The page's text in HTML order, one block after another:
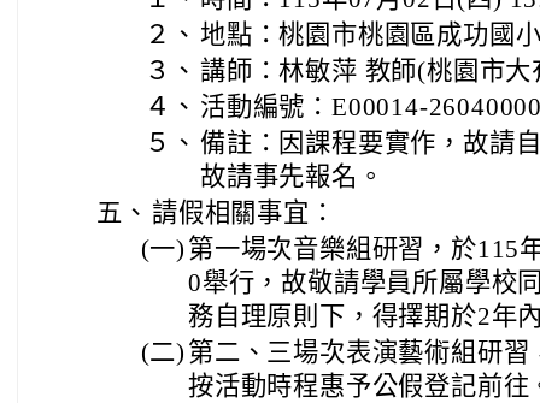
２、 地點：桃園市桃園區成功國
３、 講師：林敏萍 教師(桃園市大
４、 活動編號：E00014-
５、 備註：因課程要實作，故請
故請事先報名。
五、 請假相關事宜：
(一) 第一場次音樂組研習，於115
0舉行，故敬請學員所屬學校
務自理原則下，得擇期於2年
(二) 第二、三場次表演藝術組研
按活動時程惠予公假登記前往